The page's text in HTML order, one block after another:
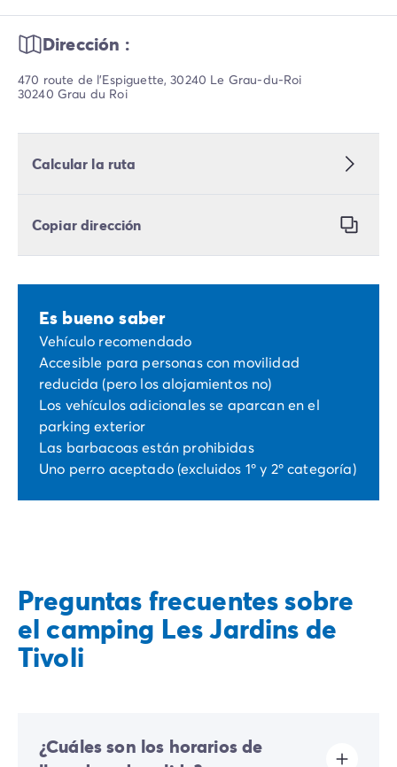
Dirección :
470 route de l’Espiguette, 30240 Le Grau-du-Roi
30240 Grau du Roi
Calcular la ruta
Copiar dirección
Es bueno saber
Vehículo recomendado
Accesible para personas con movilidad
reducida (pero los alojamientos no)
Los vehículos adicionales se aparcan en el
parking exterior
Las barbacoas están prohibidas
Uno perro aceptado (excluidos 1º y 2º categoría)
Preguntas frecuentes sobre
el camping Les Jardins de
Tivoli
¿Cuáles son los horarios de